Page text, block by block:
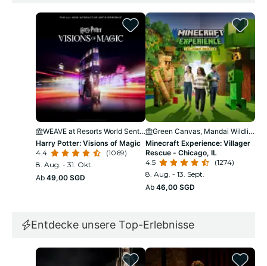
WEAVE at Resorts World Sentosa
Harry Potter: Visions of Magic
4.4
(1069)
8. Aug. - 31. Okt.
Ab 49,00 SGD
Green Canvas, Mandai Wildlife Reserve
Minecraft Experience: Villager
Rescue - Chicago, IL
4.5
(1274)
8. Aug. - 13. Sept.
Ab 46,00 SGD
Entdecke unsere Top-Erlebnisse